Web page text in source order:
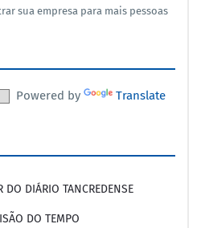
sua empresa para mais pessoas
Powered by Translate
DO DIÁRIO TANCREDENSE
DO TEMPO